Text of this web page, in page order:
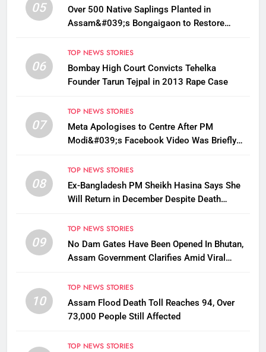
05
Over 500 Native Saplings Planted in
Assam&#039;s Bongaigaon to Restore
06
TOP NEWS STORIES
Bombay High Court Convicts Tehelka
Founder Tarun Tejpal in 2013 Rape Case
07
TOP NEWS STORIES
Meta Apologises to Centre After PM
Modi&#039;s Facebook Video Was Briefly
08
TOP NEWS STORIES
Ex-Bangladesh PM Sheikh Hasina Says She
Will Return in December Despite Death
09
TOP NEWS STORIES
No Dam Gates Have Been Opened In Bhutan,
Assam Government Clarifies Amid Viral
10
TOP NEWS STORIES
Assam Flood Death Toll Reaches 94, Over
73,000 People Still Affected
TOP NEWS STORIES